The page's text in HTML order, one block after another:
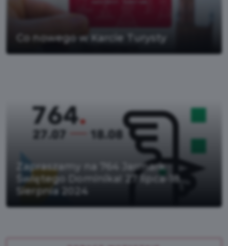
Co nowego w Karcie Turysty
Zapraszamy na 764 Jarmark
Świętego Dominika! 27 lipca-18
Sierpnia 2024